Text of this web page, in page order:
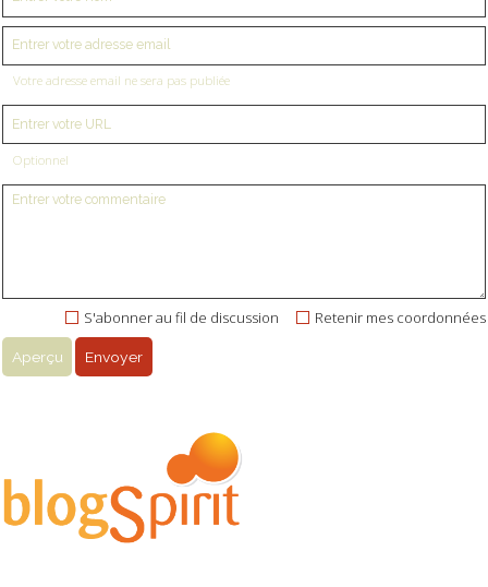
Votre adresse email ne sera pas publiée
Optionnel
Retenir mes coordonnées
S'abonner au fil de discussion